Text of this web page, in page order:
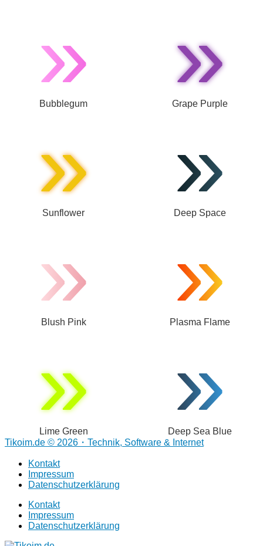
»
Bubblegum »
Grape Purple
»
Sunflower »
Deep Space
»
Blush Pink »
Plasma Flame
»
Lime Green »
Deep Sea Blue
Tikoim.de © 2026・Technik, Software & Internet
Kontakt
Impressum
Datenschutzerklärung
Kontakt
Impressum
Datenschutzerklärung